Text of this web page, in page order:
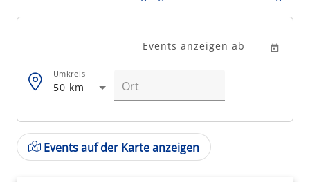
Events anzeigen ab
50 km
Umkreis
Events auf der Karte anzeigen